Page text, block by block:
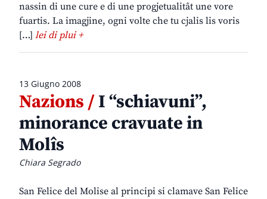
nassin di une cure e di une progjetualitât une vore
fuartis. La imagjine, ogni volte che tu cjalis lis voris
[…] lei di plui +
13 Giugno 2008
Nazions /I “schiavuni”,
minorance cravuate in
Molîs
Chiara Segrado
San Felice del Molise al principi si clamave San Felice